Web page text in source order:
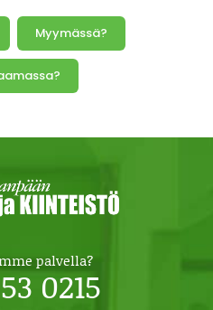
Myymässä?
palvella?
0215